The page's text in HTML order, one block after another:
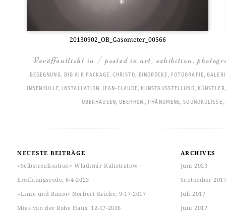
20130902_OB_Gasometer_00566
Veröffentlicht in / posted inart, exhibition,
BEGEGNUNG, BIG AIR PACKAGE, CHRISTO, EINDRÜCKE, FOTOGRAFIE,
INNENHÜLLE, INSTALLATION, JEAN-CLAUDE, KUNSTAUSSTELLUNG, KÜNSTLER
OBERHAUSEN,OBERHSN., PHÄNOMENE,SOUNDKULISSE,
NEUESTE BEITRÄGE
»Selbstrealisation« Wladimir Kalistratow ‒
Eröffnungsrede, 6-4-2023
»Linie und Raum« Norbert Kricke, 9-17-2017
Mies van der Rohe Haus, 12-17-2016
ARCHIVES
Juni 2023
September
Juli 2017
Juni 2017